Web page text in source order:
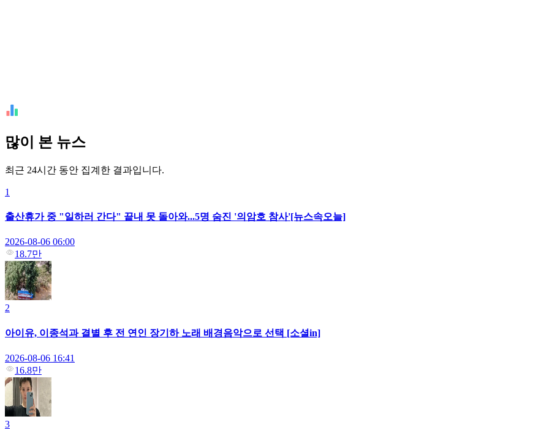
많이 본 뉴스
최근 24시간 동안 집계한 결과입니다.
1
출산휴가 중 "일하러 간다" 끝내 못 돌아와...5명 숨진 '의암호 참사'[뉴스속오늘]
2026-08-06 06:00
18.7만
2
아이유, 이종석과 결별 후 전 연인 장기하 노래 배경음악으로 선택 [소셜in]
2026-08-06 16:41
16.8만
3